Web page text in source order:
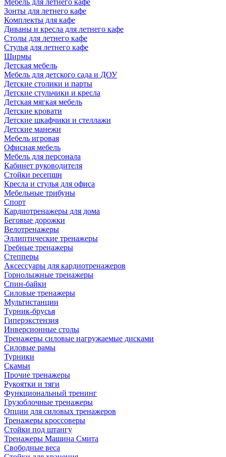
Мебель для летнего кафе
Зонты для летнего кафе
Комплекты для кафе
Диваны и кресла для летнего кафе
Столы для летнего кафе
Стулья для летнего кафе
Ширмы
Детская мебель
Мебель для детского сада и ДОУ
Детские столики и парты
Детские стульчики и кресла
Детская мягкая мебель
Детские кровати
Детские шкафчики и стеллажи
Детские манежи
Мебель игровая
Офисная мебель
Мебель для персонала
Кабинет руководителя
Стойки ресепшн
Кресла и стулья для офиса
Мебельные трибуны
Спорт
Кардиотренажеры для дома
Беговые дорожки
Велотренажеры
Эллиптические тренажеры
Гребные тренажеры
Степперы
Аксессуары для кардиотренажеров
Горнолыжные тренажеры
Спин-байки
Силовые тренажеры
Мультистанции
Турник-брусья
Гиперэкстензия
Инверсионные столы
Тренажеры силовые нагружаемые дисками
Силовые рамы
Турники
Скамьи
Прочие тренажеры
Рукоятки и тяги
Функциональный тренинг
Грузоблочные тренажеры
Опции для силовых тренажеров
Тренажеры кроссоверы
Стойки под штангу
Тренажеры Машина Смита
Свободные веса